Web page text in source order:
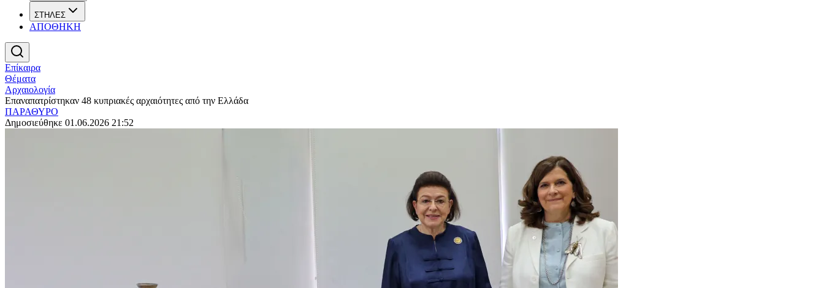
ΣΤΗΛΕΣ
ΑΠΟΘΗΚΗ
Επίκαιρα
Θέματα
Αρχαιολογία
Επαναπατρίστηκαν 48 κυπριακές αρχαιότητες από την Ελλάδα
ΠΑΡΑΘΥΡΟ
Δημοσιεύθηκε 01.06.2026 21:52